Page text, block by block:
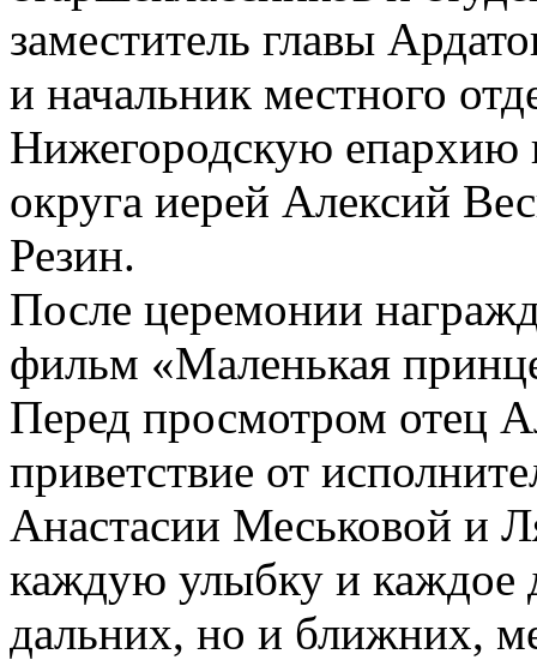
заместитель главы
и начальник местного
Нижегородскую епархию
округа иерей Алексий
Резин.
После церемонии
фильм «Маленькая
Перед просмотром отец
приветствие от
Анастасии Меськовой и
каждую улыбку и каждое
дальних, но и ближних,